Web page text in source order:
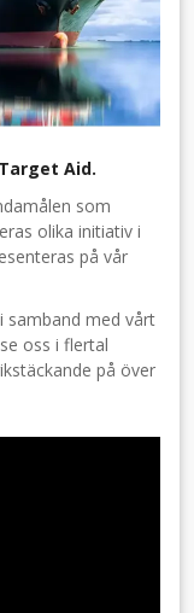
Aid.
som
olika initiativ i
på vår
samband med vårt
oss i flertal
på över